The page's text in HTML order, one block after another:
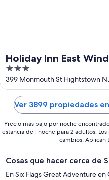
Holiday Inn East
Area by IHG
3
out
of
399 Monmouth St Hightstown
Ver 3899 propiedades
Precio más bajo por noche
estancia de 1 noche para 2 adultos.
cambios. Aplican
Cosas que hacer cerca de
En Six Flags Great Adventure